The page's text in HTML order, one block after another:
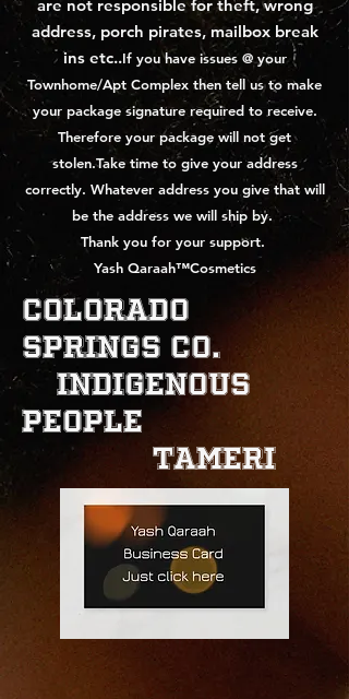
are not responsible for theft, wrong
address, porch pirates, mailbox break
ins etc..If you have issues @ your
Townhome/Apt Complex then tell us to make
your package signature required to receive.
Therefore your package will not get
stolen.Take time to give your address
correctly. Whatever address you give that will
be the address we will ship by.
Thank you for your support.
Yash Qaraah™Cosmetics
Colorado
Springs Co.
indigenous
People
Tameri